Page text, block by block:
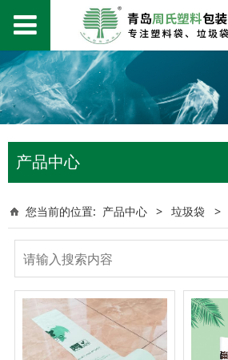
产品中心
您当前的位置: 产品中心 > 垃圾袋 >